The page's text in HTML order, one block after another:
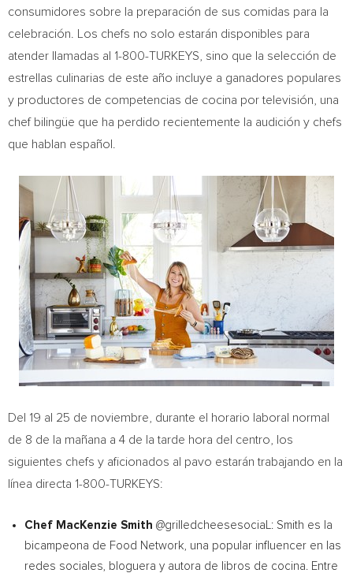
consumidores sobre la preparación de sus comidas para la
celebración. Los chefs no solo estarán disponibles para
atender llamadas al 1-800-TURKEYS, sino que la selección de
estrellas culinarias de este año incluye a ganadores populares
y productores de competencias de cocina por televisión, una
chef bilingüe que ha perdido recientemente la audición y chefs
que hablan español.
Del 19 al 25 de noviembre, durante el horario laboral normal
de 8 de la mañana a 4 de la tarde hora del centro, los
siguientes chefs y aficionados al pavo estarán trabajando en la
línea directa 1-800-TURKEYS:
Chef MacKenzie Smith @grilledcheesesociaL: Smith es la
bicampeona de Food Network, una popular influencer en las
redes sociales, bloguera y autora de libros de cocina. Entre